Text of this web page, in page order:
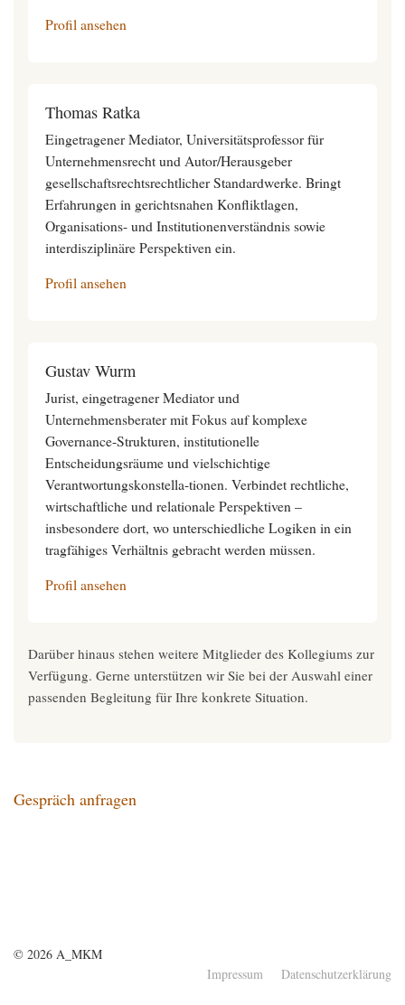
Profil ansehen
Thomas Ratka
Eingetragener Mediator, Universitätsprofessor für
Unternehmensrecht und Autor/Herausgeber
gesellschaftsrechtsrechtlicher Standardwerke. Bringt
Erfahrungen in gerichtsnahen Konfliktlagen,
Organisations- und Institutionenverständnis sowie
interdisziplinäre Perspektiven ein.
Profil ansehen
Gustav Wurm
Jurist, eingetragener Mediator und
Unternehmensberater mit Fokus auf komplexe
Governance-Strukturen, institutionelle
Entscheidungsräume und vielschichtige
Verantwortungskonstella-tionen. Verbindet rechtliche,
wirtschaftliche und relationale Perspektiven –
insbesondere dort, wo unterschiedliche Logiken in ein
tragfähiges Verhältnis gebracht werden müssen.
Profil ansehen
Darüber hinaus stehen weitere Mitglieder des Kollegiums zur
Verfügung. Gerne unterstützen wir Sie bei der Auswahl einer
passenden Begleitung für Ihre konkrete Situation.
Gespräch anfragen
© 2026 A_MKM
Impressum
Datenschutzerklärung